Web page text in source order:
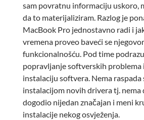
sam povratnu informaciju uskoro,
da to materijaliziram. Razlog je
MacBook Pro jednostavno radi i
vremena proveo baveći se
funkcionalnošću. Pod time
popravljanje softverskih
instalaciju softvera. Nema raspada
instalacijom novih drivera tj. nema
dogodio nijedan značajan i meni
instalacije nekog osvježenja.